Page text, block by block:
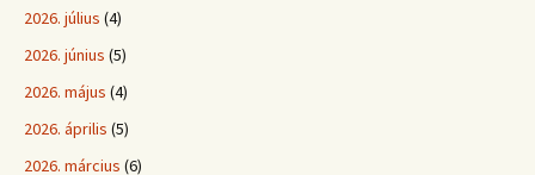
2026. július (4)
2026. június (5)
2026. május (4)
2026. április (5)
2026. március (6)